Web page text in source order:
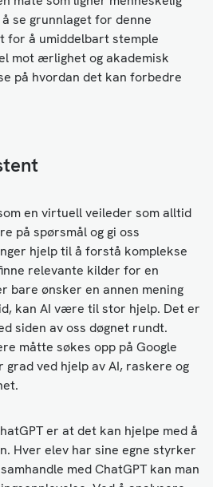
se grunnlaget for denne
for å umiddelbart stemple
mot ærlighet og akademisk
på hvordan det kan forbedre
en virtuell veileder som alltid
på spørsmål og gi oss
hjelp til å forstå komplekse
relevante kilder for en
bare ønsker en annen mening
kan AI være til stor hjelp. Det er
siden av oss døgnet rundt.
måtte søkes opp på Google
ved hjelp av AI, raskere og
er at det kan hjelpe med å
Hver elev har sine egne styrker
med ChatGPT kan man